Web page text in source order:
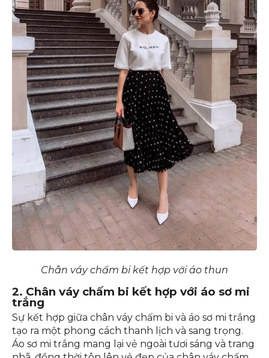
Chân váy chấm bi kết hợp với áo thun
2. Chân váy chấm bi kết hợp với áo sơ mi
trắng
Sự kết hợp giữa chân váy chấm bi và áo sơ mi trắng
tạo ra một phong cách thanh lịch và sang trọng.
Áo sơ mi trắng mang lại vẻ ngoài tươi sáng và trang